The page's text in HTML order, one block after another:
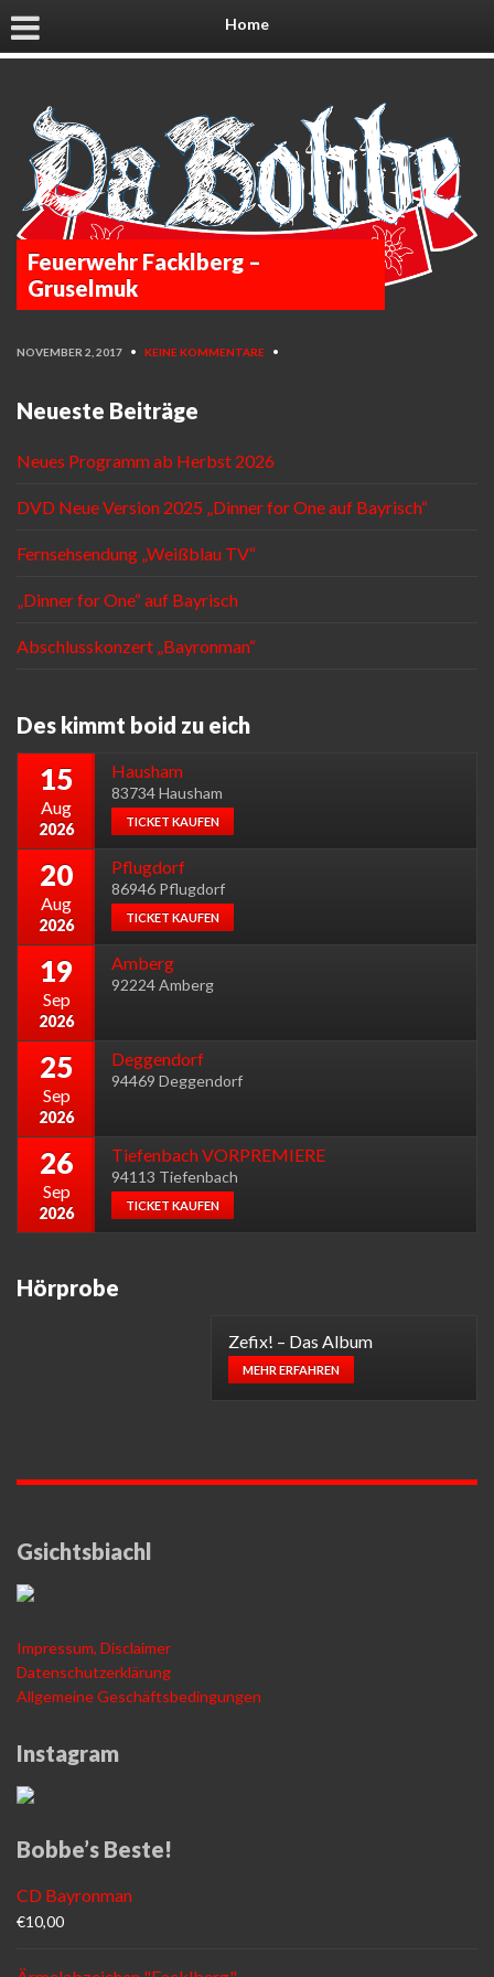
Home
Feuerwehr Facklberg –
Gruselmuk
NOVEMBER 2, 2017 • KEINE KOMMENTARE •
Neueste Beiträge
Neues Programm ab Herbst 2026
DVD Neue Version 2025 „Dinner for One auf Bayrisch“
Fernsehsendung „Weißblau TV“
„Dinner for One“ auf Bayrisch
Abschlusskonzert „Bayronman“
Des kimmt boid zu eich
15
Aug
2026
Hausham
83734 Hausham
TICKET KAUFEN
20
Aug
2026
Pflugdorf
86946 Pflugdorf
TICKET KAUFEN
19
Sep
2026
Amberg
92224 Amberg
25
Sep
2026
Deggendorf
94469 Deggendorf
26
Sep
2026
Tiefenbach VORPREMIERE
94113 Tiefenbach
TICKET KAUFEN
Hörprobe
Zefix! – Das Album
MEHR ERFAHREN
Gsichtsbiachl
Impressum, Disclaimer
Datenschutzerklärung
Allgemeine Geschäftsbedingungen
Instagram
Bobbe’s Beste!
CD Bayronman
€10,00